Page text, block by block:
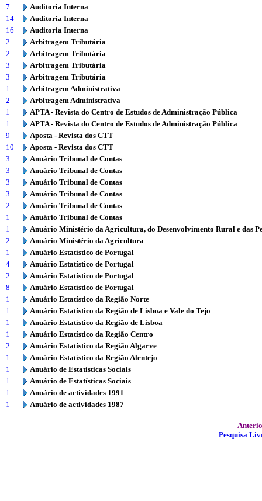
7
Auditoria Interna
14
Auditoria Interna
16
Auditoria Interna
2
Arbitragem Tributária
2
Arbitragem Tributária
3
Arbitragem Tributária
3
Arbitragem Tributária
1
Arbitragem Administrativa
2
Arbitragem Administrativa
1
APTA - Revista do Centro de Estudos de Administração Pública
1
APTA - Revista do Centro de Estudos de Administração Pública
9
Aposta - Revista dos CTT
10
Aposta - Revista dos CTT
3
Anuário Tribunal de Contas
3
Anuário Tribunal de Contas
3
Anuário Tribunal de Contas
3
Anuário Tribunal de Contas
2
Anuário Tribunal de Contas
1
Anuário Tribunal de Contas
1
Anuário Ministério da Agricultura, do Desenvolvimento Rural e das
2
Anuário Ministério da Agricultura
1
Anuário Estatístico de Portugal
4
Anuário Estatístico de Portugal
2
Anuário Estatístico de Portugal
8
Anuário Estatístico de Portugal
1
Anuário Estatístico da Região Norte
1
Anuário Estatístico da Região de Lisboa e Vale do Tejo
1
Anuário Estatístico da Região de Lisboa
1
Anuário Estatístico da Região Centro
2
Anuário Estatístico da Região Algarve
1
Anuário Estatístico da Região Alentejo
1
Anuário de Estatísticas Sociais
1
Anuário de Estatísticas Sociais
1
Anuário de actividades 1991
1
Anuário de actividades 1987
Pesquisa